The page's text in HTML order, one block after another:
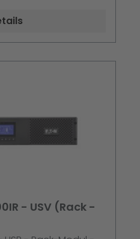
- USV (Rack -